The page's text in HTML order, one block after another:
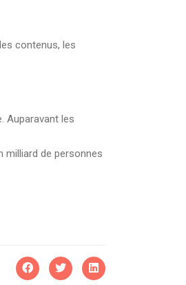
contenus, les
Auparavant les
milliard de personnes